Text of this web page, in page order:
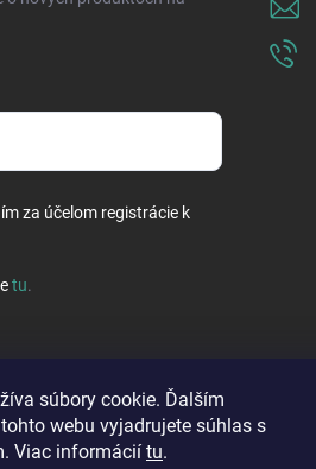
súbory cookie. Ďalším
webu vyjadrujete súhlas s
Viac informácií tu.
za účelom registrácie k
tu.